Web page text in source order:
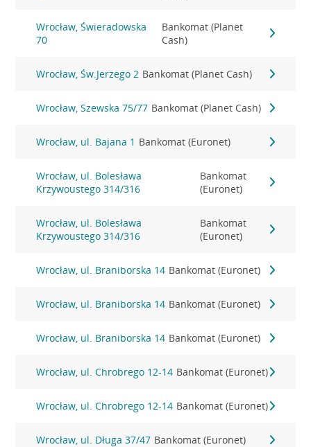
Wrocław, Świeradowska
70
Bankomat (Planet
Cash)
Wrocław, Św.Jerzego 2 Bankomat (Planet Cash)
Wrocław, Szewska 75/77 Bankomat (Planet Cash)
Wrocław, ul. Bajana 1 Bankomat (Euronet)
Wrocław, ul. Bolesława
Krzywoustego 314/316
Bankomat
(Euronet)
Wrocław, ul. Bolesława
Krzywoustego 314/316
Bankomat
(Euronet)
Wrocław, ul. Braniborska 14 Bankomat (Euronet)
Wrocław, ul. Braniborska 14 Bankomat (Euronet)
Wrocław, ul. Braniborska 14 Bankomat (Euronet)
Wrocław, ul. Chrobrego 12-14 Bankomat (Euronet)
Wrocław, ul. Chrobrego 12-14 Bankomat (Euronet)
Wrocław, ul. Długa 37/47 Bankomat (Euronet)